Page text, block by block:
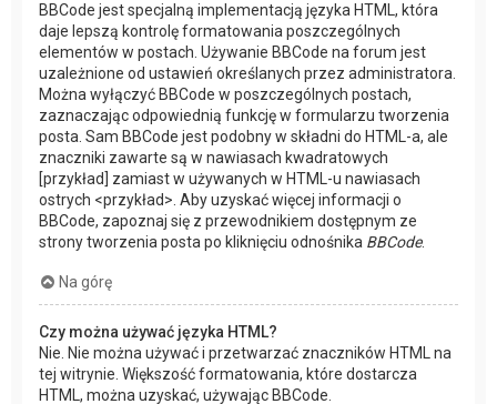
BBCode jest specjalną implementacją języka HTML, która
daje lepszą kontrolę formatowania poszczególnych
elementów w postach. Używanie BBCode na forum jest
uzależnione od ustawień określanych przez administratora.
Można wyłączyć BBCode w poszczególnych postach,
zaznaczając odpowiednią funkcję w formularzu tworzenia
posta. Sam BBCode jest podobny w składni do HTML-a, ale
znaczniki zawarte są w nawiasach kwadratowych
[przykład] zamiast w używanych w HTML-u nawiasach
ostrych <przykład>. Aby uzyskać więcej informacji o
BBCode, zapoznaj się z przewodnikiem dostępnym ze
strony tworzenia posta po kliknięciu odnośnika BBCode.
Na górę
Czy można używać języka HTML?
Nie. Nie można używać i przetwarzać znaczników HTML na
tej witrynie. Większość formatowania, które dostarcza
HTML, można uzyskać, używając BBCode.